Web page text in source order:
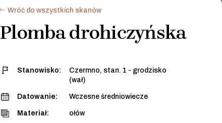
Wróć do wszystkich skanów
Plomba drohiczyńska
Stanowisko:
Czermno, stan. 1 - grodzisko
(wał)
Datowanie: Wczesne średniowiecze
Materiał: ołów